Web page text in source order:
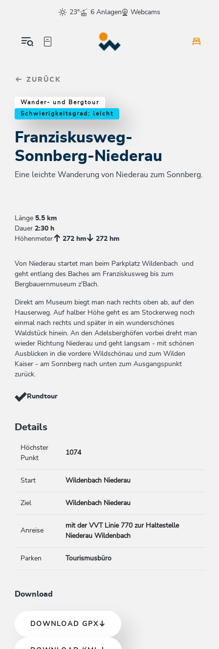
sr.skip-to.main-content
sr.skip-to.table-of-contents
sr.skip-to.main-navigation
23°
6 Anlagen Webcams
ZURÜCK
Wander- und Bergtour
Schwierigkeitsgrad: leicht
Franziskusweg-
Sonnberg-Niederau
Eine leichte Wanderung von Niederau zum Sonnberg.
Länge 5.5 km
Dauer 2:30 h
Höhenmeter
272 hm 272 hm
Von Niederau startet man beim Parkplatz Wildenbach und
geht entlang des Baches am Franziskusweg bis zum
Bergbauernmuseum z'Bach.
Direkt am Museum biegt man nach rechts oben ab, auf den
Hauserweg. Auf halber Höhe geht es am Stockerweg noch
einmal nach rechts und später in ein wunderschönes
Waldstück hinein. An den Adelsberghöfen vorbei dreht man
wieder Richtung Niederau und geht langsam - mit schönen
Ausblicken in die vordere Wildschönau und zum Wilden
Kaiser - am Sonnberg nach unten zum Ausgangspunkt
zurück.
Rundtour
Details
Höchster
Punkt
1074
Start Wildenbach Niederau
Ziel Wildenbach Niederau
Anreise
mit der VVT Linie 770 zur Haltestelle
Niederau Wildenbach
Parken Tourismusbüro
Download
DOWNLOAD GPX